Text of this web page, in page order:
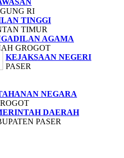
RI
TINGGI
TIMUR
AGAMA
GROGOT
KEJAKSAAN NEGERI
PASER
NEGARA
DAERAH
PASER